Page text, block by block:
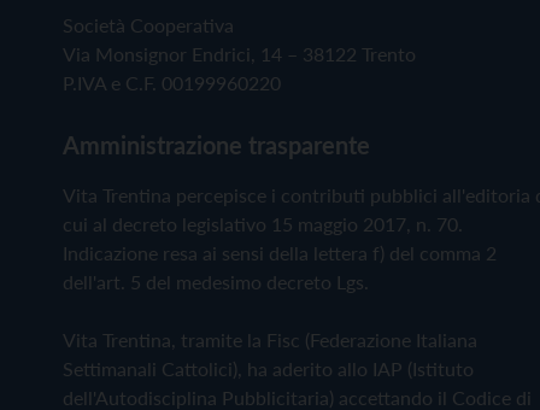
Società Cooperativa
Via Monsignor Endrici, 14 – 38122 Trento
P.IVA e C.F. 00199960220
Amministrazione trasparente
Vita Trentina percepisce i contributi pubblici all'editoria
cui al decreto legislativo 15 maggio 2017, n. 70.
Indicazione resa ai sensi della lettera f) del comma 2
dell'art. 5 del medesimo decreto Lgs.
Vita Trentina, tramite la Fisc (Federazione Italiana
Settimanali Cattolici), ha aderito allo IAP (Istituto
dell'Autodisciplina Pubblicitaria) accettando il Codice di